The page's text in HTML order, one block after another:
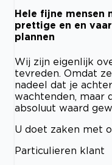
Hele fijne mensen
prettige en en
plannen
Wij zijn eigenlijk
tevreden. Omdat
nadeel dat je
wachtenden, maar
absoluut waard
U doet zaken met
Particulieren klant